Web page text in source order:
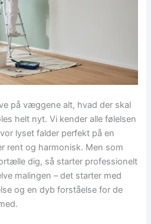
på væggene alt, hvad der skal
helt nyt. Vi kender alle følelsen
lyset falder perfekt på en
rent og harmonisk. Men som
dig, så starter professionelt
malingen – det starter med
og en dyb forståelse for de